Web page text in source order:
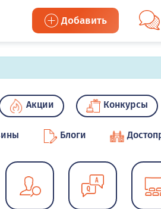
Добавить
Акции Конкурсы
Блоги